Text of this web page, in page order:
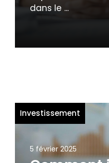
dans le ...
Investissement
5 février 2025